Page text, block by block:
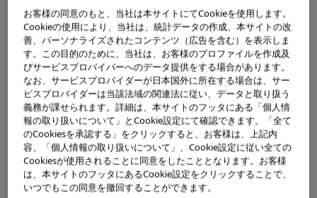
素数だけに頼らない総合的な意味での高画質や使いやすさ等を
徹底的に追求したコンパクトデジタルカメラとして、発売以来
絶好調の売れ行きを見せ、多くのユーザーの皆様から絶大なる
賞賛の声をいただいております。
この度新発売する「CAMEDIA C-2000ZOOM」は、当社が蓄積
してきた高画質のための技術をさらに進化させた超高画質ズー
ム機として、銀塩カメラに匹敵する本格的な撮影機能を満載し
ながら、同時に「モノ」としての質感を満たした新カテゴリー
の高級コンパクトデジタルカメラです。
撮像素子には、従来のCCDよりもさらに高精細化を実現した21
1万画素1/2インチCCDを採用しています。この微細化されたCC
Dの性能をフルに生かすために、「大口径のクリアなレンズでい
お客様の同意のもと、当社は本サイトにてCookieを使用します。
Cookieの使用により、当社は、統計データの作成、本サイトの改
善、パーソナライズされたコンテンツ（広告を含む）を表示しま
す。この目的のために、当社は、お客様のプロファイルを作成及
びサービスプロバイバーへのデータ提供をする場合があります。
なお、サービスプロバイダーが日本国外に所在する場合は、サー
ビスプロバイダーは当該法域の関連法に従い、データと取り扱う
義務が課せられます。詳細は、本サイトのフッタにある「個人情
報の取り扱いについて」とCookie設定にて確認できます。「全て
のCookiesを承認する」をクリックすると、お客様は、上記内
容、「個人情報の取り扱いについて」、Cookie設定に従い全ての
Cookiesが使用されることに同意をしたこととなります。お客様
は、本サイトのフッタにあるCookie設定をクリックすることで、
いつでもこの同意を撤回することができます。